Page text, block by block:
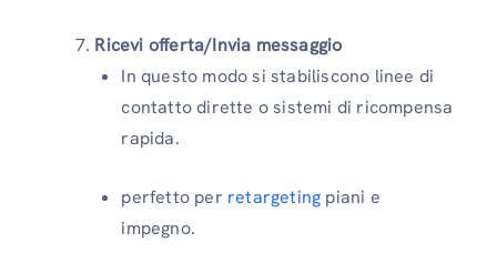
Ricevi offerta/Invia messaggio
In questo modo si stabiliscono linee di
contatto dirette o sistemi di ricompensa
rapida.
perfetto per retargeting piani e
impegno.